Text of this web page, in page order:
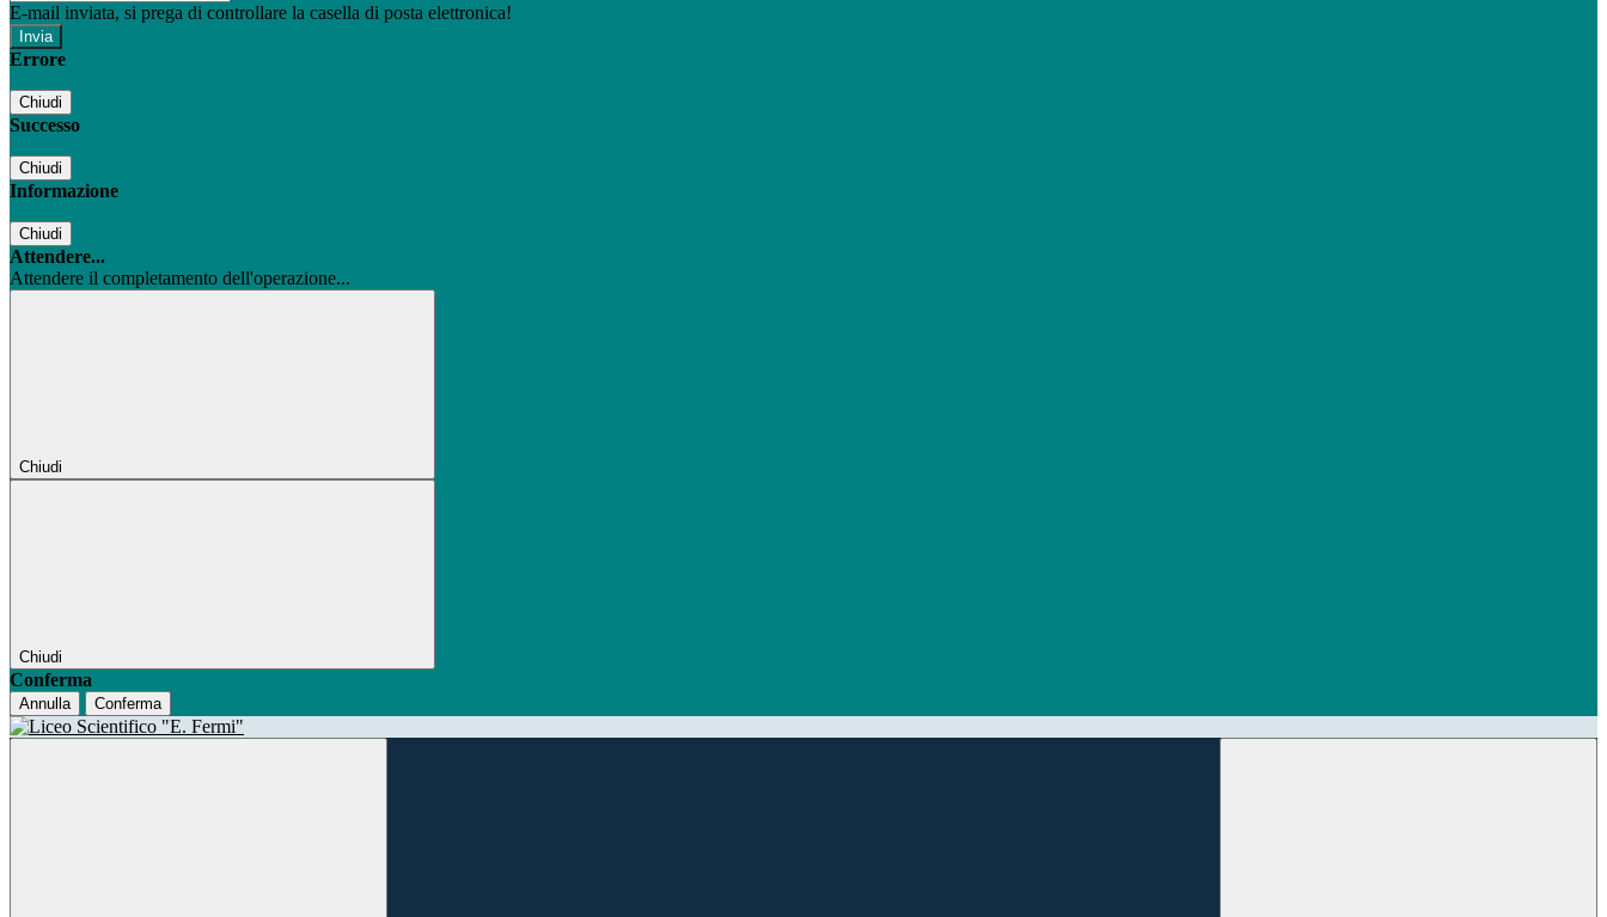
E-mail inviata, si prega di controllare la casella di posta elettronica!
Errore
Chiudi
Successo
Chiudi
Informazione
Chiudi
Attendere...
Attendere il completamento dell'operazione...
Chiudi
Chiudi
Conferma
Annulla Conferma